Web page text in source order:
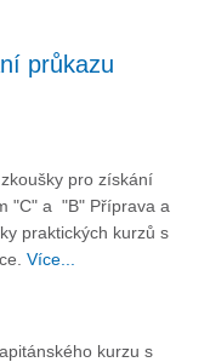
průkazu
pro získání
"C" a "B" Příprava a
praktických kurzů s
Více...
kurzu s